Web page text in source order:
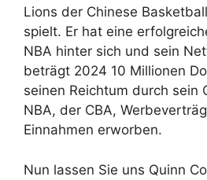
Lions der Chinese
spielt. Er hat eine
NBA hinter sich und sein
beträgt 2024 10 Millionen
seinen Reichtum durch sein
NBA, der CBA,
Einnahmen erworben.
Nun lassen Sie uns Quinn